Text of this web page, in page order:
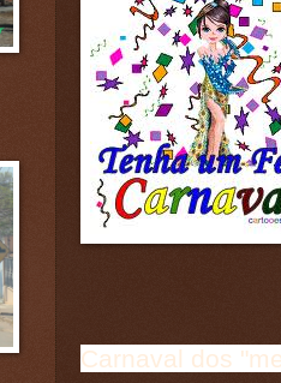
Carnaval dos